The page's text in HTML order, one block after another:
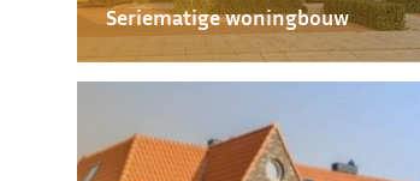
Seriematige woningbouw